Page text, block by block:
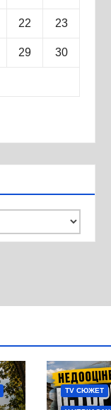
22 23
29 30
TV СЮЖЕТ